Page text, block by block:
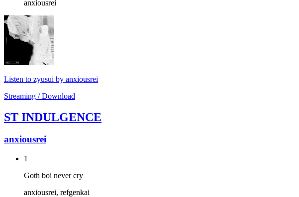
anxiousrei
Listen to zyusui by anxiousrei
Streaming / Download
ST INDULGENCE
anxiousrei
1
Goth boi never cry
anxiousrei, refgenkai